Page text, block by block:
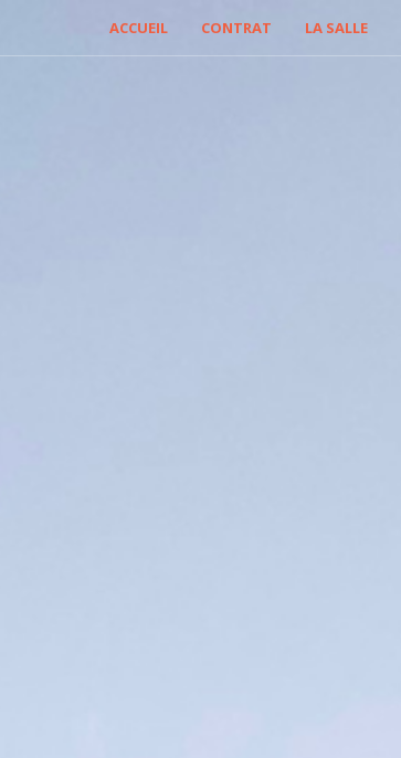
ACCUEIL CONTRAT LA SALLE